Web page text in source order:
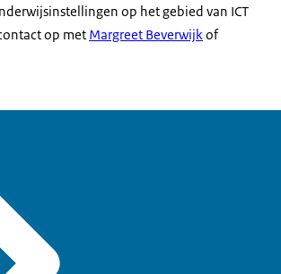
op het gebied van ICT
op met Margreet Beverwijkof